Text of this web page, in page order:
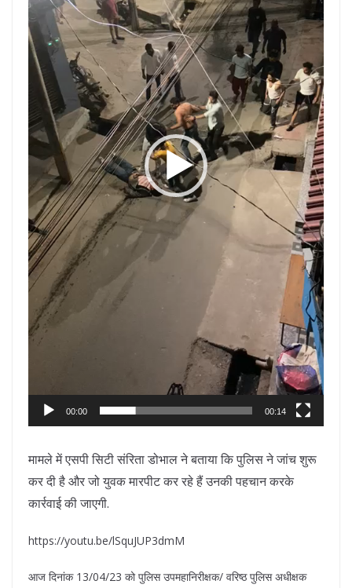
00:00 00:14
मामले में एसपी सिटी संरिता डोभाल ने बताया कि पुलिस ने जांच शुरू
कर दी है और जो युवक मारपीट कर रहे हैं उनकी पहचान करके
कार्रवाई की जाएगी.
https://youtu.be/lSquJUP3dmM
आज दिनांक 13/04/23 को पुलिस उपमहानिरीक्षक/ वरिष्ठ पुलिस अधीक्षक